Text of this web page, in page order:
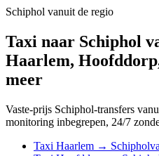
Schiphol vanuit de regio
Taxi naar Schiphol
Haarlem,
meer
Vaste-prijs Schiphol-transfers
monitoring inbegrepen, 24/7
Taxi Haarlem → Schiphol